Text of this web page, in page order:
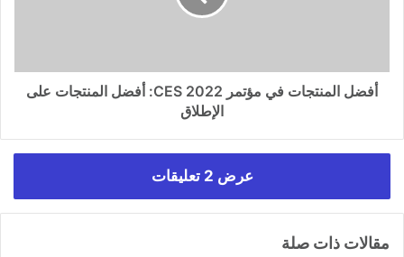
أفضل المنتجات في مؤتمر CES 2022: أفضل المنتجات على
الإطلاق
عرض 2 تعليقات
مقالات ذات صلة